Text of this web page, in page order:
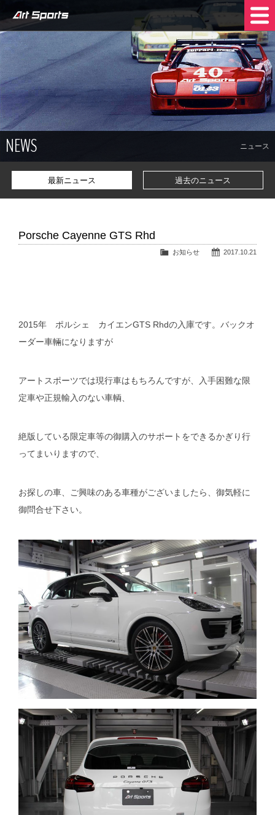
NEWS
STOCK CARS
SHOP INFO
COMPANY
NEWS ニュース
最新ニュース 過去のニュース
Porsche Cayenne GTS Rhd
2017.10.21
お知らせ
2015年 ポルシェ カイエンGTS Rhdの入庫です。バックオ
ーダー車輛になりますが
アートスポーツでは現行車はもちろんですが、入手困難な限
定車や正規輸入のない車輌、
絶版している限定車等の御購入のサポートをできるかぎり行
ってまいりますので、
お探しの車、ご興味のある車種がございましたら、御気軽に
御問合せ下さい。